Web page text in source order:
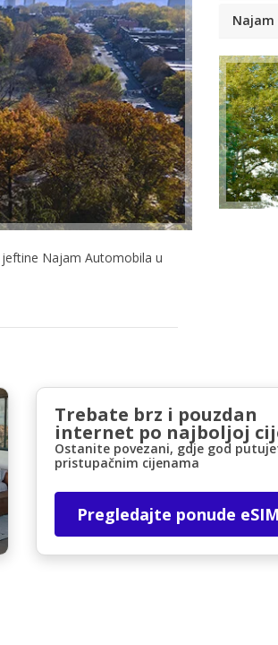
Najam Automobila u
Trebate brz i pouzdan
internet po najboljoj
Ostanite povezani, gdje god
pristupačnim cijenama
Pregledajte ponude
putem eLinka